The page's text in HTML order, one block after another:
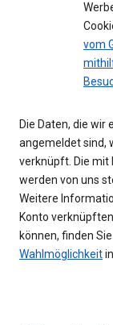
vom
Die Daten, die wir
angemeldet sind,
verknüpft. Die mit
werden von uns
Weitere
Konto
können, finden
Wahlmöglichkeit